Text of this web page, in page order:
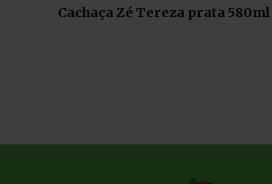
Cachaça Zé Tereza prata 580ml